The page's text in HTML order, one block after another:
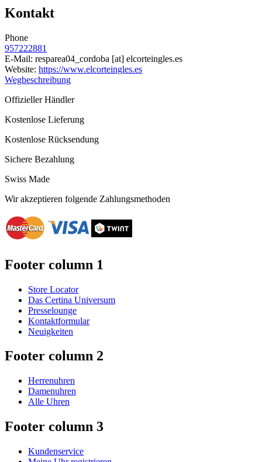
Kontakt
Phone
957222881
E-Mail: resparea04_cordoba [at] elcorteingles.es
Website: https://www.elcorteingles.es
Wegbeschreibung
Offizieller Händler
Kostenlose Lieferung
Kostenlose Rücksendung
Sichere Bezahlung
Swiss Made
Wir akzeptieren folgende Zahlungsmethoden
Footer column 1
Store Locator
Das Certina Universum
Presselounge
Kontaktformular
Neuigkeiten
Footer column 2
Herrenuhren
Damenuhren
Alle Uhren
Footer column 3
Kundenservice